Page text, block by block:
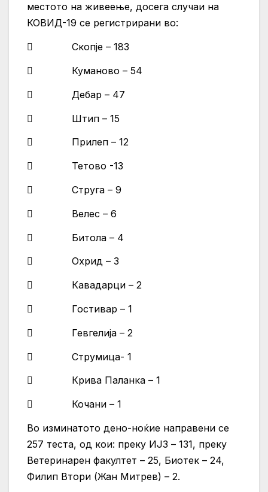
местото на живеење, досега случаи на
КОВИД-19 се регистрирани во:
 Скопје – 183
 Куманово – 54
 Дебар – 47
 Штип – 15
 Прилеп – 12
 Тетово -13
 Струга – 9
 Велес – 6
 Битола – 4
 Охрид – 3
 Кавадарци – 2
 Гостивар – 1
 Гевгелија – 2
 Струмица- 1
 Крива Паланка – 1
 Кочани – 1
Во изминатото дено-ноќие направени се
257 теста, од кои: преку ИЈЗ – 131, преку
Ветеринарен факултет – 25, Биотек – 24,
Филип Втори (Жан Митрев) – 2.